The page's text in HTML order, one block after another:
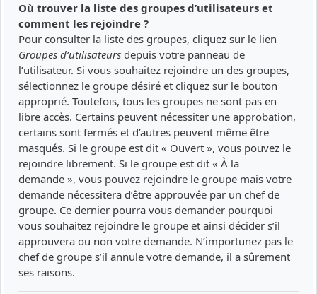
Où trouver la liste des groupes d’utilisateurs et
comment les rejoindre ?
Pour consulter la liste des groupes, cliquez sur le lien
Groupes d’utilisateurs depuis votre panneau de
l’utilisateur. Si vous souhaitez rejoindre un des groupes,
sélectionnez le groupe désiré et cliquez sur le bouton
approprié. Toutefois, tous les groupes ne sont pas en
libre accès. Certains peuvent nécessiter une approbation,
certains sont fermés et d’autres peuvent même être
masqués. Si le groupe est dit « Ouvert », vous pouvez le
rejoindre librement. Si le groupe est dit « À la
demande », vous pouvez rejoindre le groupe mais votre
demande nécessitera d’être approuvée par un chef de
groupe. Ce dernier pourra vous demander pourquoi
vous souhaitez rejoindre le groupe et ainsi décider s’il
approuvera ou non votre demande. N’importunez pas le
chef de groupe s’il annule votre demande, il a sûrement
ses raisons.